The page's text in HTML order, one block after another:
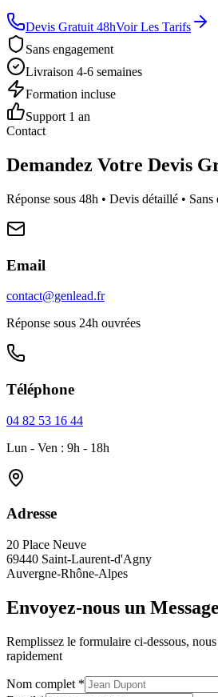
Devis Gratuit 48hVoir Les Tarifs
Sans engagement
Livraison 4-6 semaines
Formation incluse
Support 1 an
Contact
Demandez Votre Devis
Réponse sous 48h • Devis détaillé • Sans
Email
contact@genlead.fr
Réponse sous 24h ouvrées
Téléphone
04 82 53 16 44
Lun - Ven : 9h - 18h
Adresse
20 Place Neuve
69440 Saint-Laurent-d'Agny
Auvergne-Rhône-Alpes
Envoyez-nous un Message
Remplissez le formulaire ci-dessous,
rapidement
Nom complet *